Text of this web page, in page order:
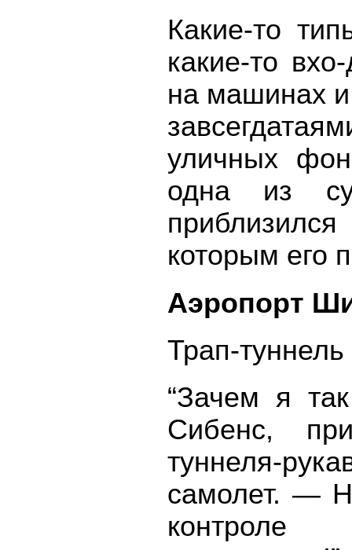
Какие-то
какие-то
на машинах
уличных
одна из
которым его
Аэропорт
Трап-туннель
“Зачем я
Сибенс,
туннеля-
самолет. —
контроле